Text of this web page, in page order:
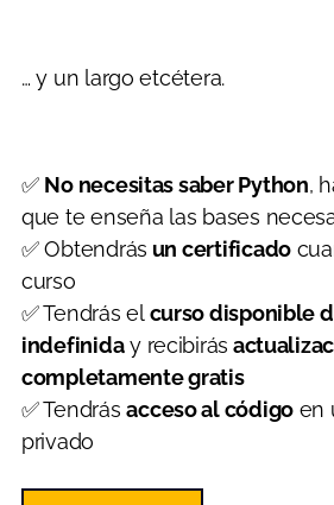
… y un largo etcétera.
✅ No necesitas saber Python,
que te enseña las bases
✅ Obtendrás un certificado
curso
✅ Tendrás elcurso disponible
indefiniday recibirás
completamente gratis
✅ Tendrásacceso al código en
privado